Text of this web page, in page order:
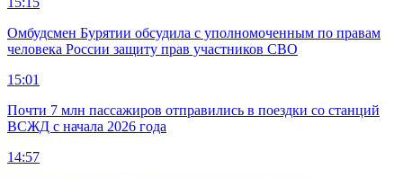
Омбудсмен Бурятии обсудила с уполномоченным по правам
человека России защиту прав участников СВО
15:01
Почти 7 млн пассажиров отправились в поездки со станций
ВСЖД с начала 2026 года
14:57